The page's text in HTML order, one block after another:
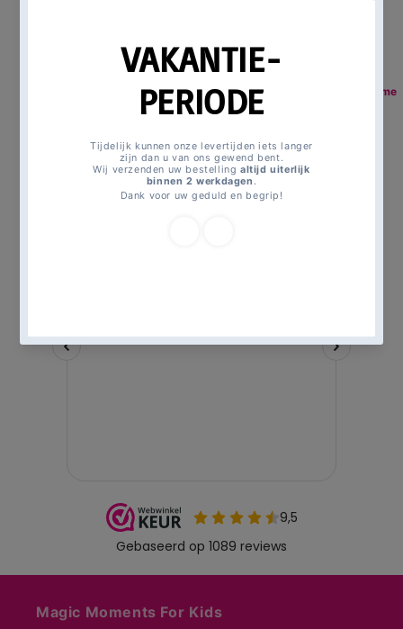
Magicmomentsforkids All
products
Spiderman traktatiezakjes Crime
Fighter 4 st.
Magic Moments For Kids